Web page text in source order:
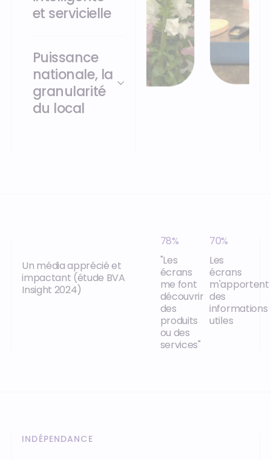
et servicielle
Puissance
nationale, la
granularité
du local
Un média apprécié et
impactant (étude BVA
Insight 2024)
78%
"Les
écrans
me font
découvrir
des
produits
ou des
services"
70%
Les
écrans
m'apportent
des
informations
utiles
INDÉPENDANCE